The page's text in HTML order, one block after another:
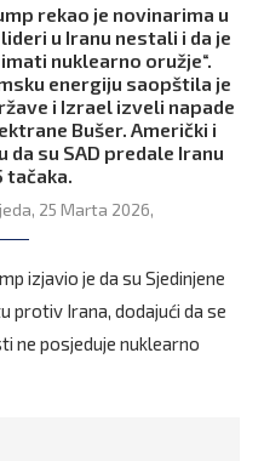
rekao je novinarima u
u Iranu nestali i da je
nuklearno oružje“.
energiju saopštila je
i Izrael izveli napade
Bušer. Američki i
su SAD predale Iranu
tačaka.
25 Marta 2026,
izjavio je da su Sjedinjene
protiv Irana, dodajući da se
ne posjeduje nuklearno